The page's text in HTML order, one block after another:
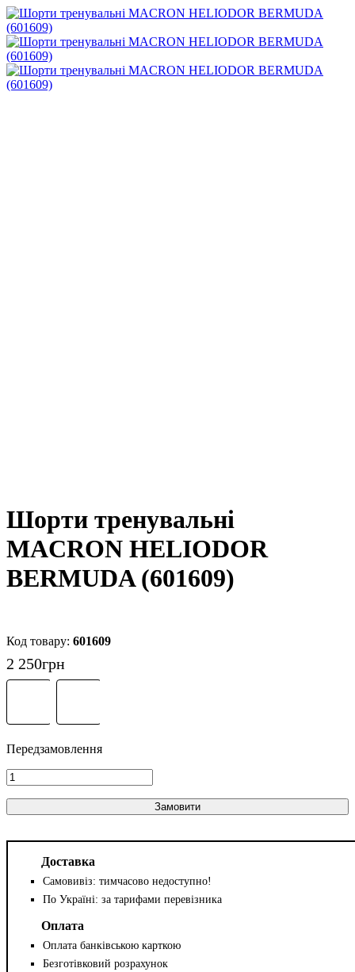
Шорти тренувальні
MACRON HELIODOR
BERMUDA (601609)
601609
2 250грн
Замовити
Доставка
Самовивіз: тимчасово недоступно!
По Україні: за тарифами перевізника
Оплата
Оплата банківською карткою
Безготівковий розрахунок